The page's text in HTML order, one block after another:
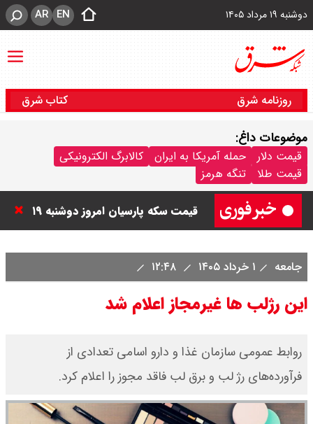
دوشنبه ۱۹ مرداد ۱۴۰۵ EN
AR
روزنامه شرق کتاب شرق
موضوعات داغ:
قیمت دلار حمله آمریکا به ایران
کالابرگ الکترونیکی
قیمت طلا
تنگه هرمز مرداد ۱۴۰۵ / قیمت دلار چند؟ + جدول
قیمت سکه پارسیان امروز دوشنبه ۱۹
چند ؟ + جدول
جامعه ۱ خرداد ۱۴۰۵
این رژلب ها غیرمجاز اعلام شد
روابط عمومی سازمان غذا و دارو اسامی تعدادی از
فرآورده‌های رژ لب و برق لب فاقد مجوز را اعلام کرد.